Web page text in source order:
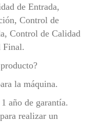
de Entrada,
Control de
Control de Calidad
Final.
la máquina.
año de garantía.
realizar un